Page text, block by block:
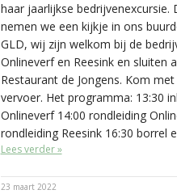
haar jaarlijkse bedrijvenexcursie.
nemen we een kijkje in ons
GLD, wij zijn welkom bij de
Onlineverf en Reesink en sluiten
Restaurant de Jongens. Kom met
vervoer. Het programma: 13:30
Onlineverf 14:00 rondleiding
rondleiding Reesink 16:30 borrel
Lees verder »
23 maart 2022